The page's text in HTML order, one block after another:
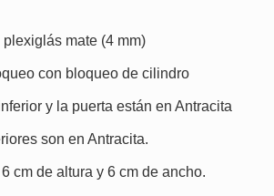
mate (4 mm)
con bloqueo de cilindro
y la puerta están en Antracita
son en Antracita.
cm de altura y 6 cm de ancho.